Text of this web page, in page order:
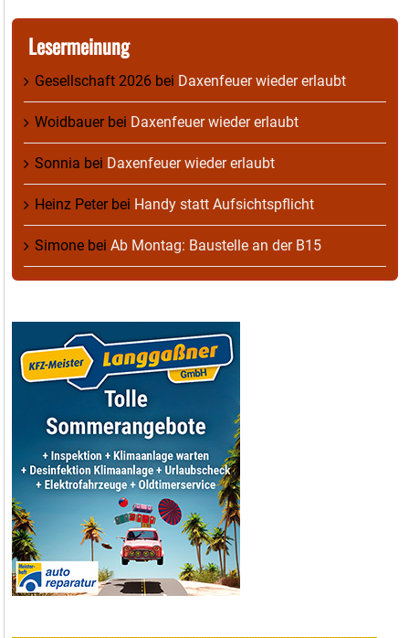
Lesermeinung
Gesellschaft 2026 bei Daxenfeuer wieder erlaubt
Woidbauerbei Daxenfeuer wieder erlaubt
Sonnia bei Daxenfeuer wieder erlaubt
Heinz Peterbei Handy statt Aufsichtspflicht
Simone bei Ab Montag: Baustelle an der B15